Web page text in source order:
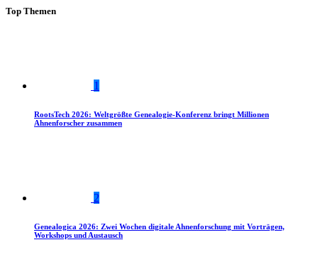
Top Themen
1
RootsTech 2026: Weltgrößte Genealogie-Konferenz bringt Millionen
Ahnenforscher zusammen
2
Genealogica 2026: Zwei Wochen digitale Ahnenforschung mit Vorträgen,
Workshops und Austausch